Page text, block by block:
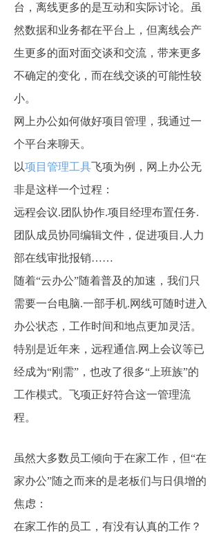
台，离线更多的是互动和实际讨论。虽
然数据和业务都在平台上，但离线会产
生更多的面对面交谈和交流，带来更多
不确定的变化，而在线交谈的可能性较
小。
网上办公如何做好项目管理，我通过一
个平台来聊天。
以项目管理工具飞项为例，网上办公无
非是这样一个过程：
远程会议.团队协作.项目经理布置任务.
团队成员协同编辑文件，促进项目.人力
部在线审批报销……
随着“云办公”随着普及的加速，我们只
需要一台电脑.一部手机.网线可随时进入
办公状态，工作时间和地点更加灵活。
特别是近年来，远程通信.网上会议等已
经成为“刚需”，也改了很多“上班族”的
工作模式。飞项正好符合这一管理流
程。
虽然大多数员工倾向于在家工作，但“在
家办公”随之而来的是老板们与日俱增的
焦虑：
在家工作的员工，有没有认真的工作？